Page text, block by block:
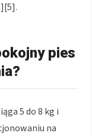
pies
5 do 8 kg i
na